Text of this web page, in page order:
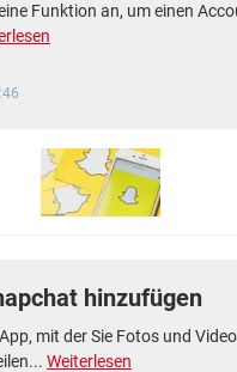
Funktion an, um einen
hinzufügen
mit der Sie Fotos und
Weiterlesen